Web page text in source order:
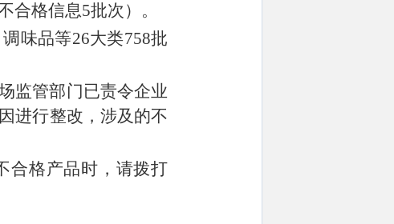
合格信息5批次）。
味品等26大类758批
监管部门已责令企业
进行整改，涉及的不
合格产品时，请拨打